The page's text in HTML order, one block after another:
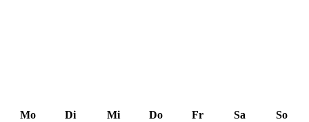
Mo Di Mi Do Fr Sa
So